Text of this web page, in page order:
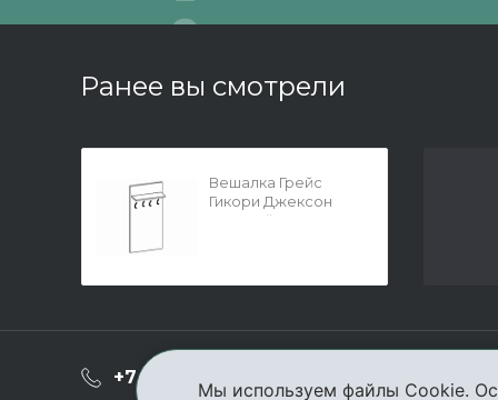
Ранее вы смотрели
Вешалка Грейс
Гикори Джексон
светлый
+7 (3952) 503-504
Мы используем файлы Cookie.